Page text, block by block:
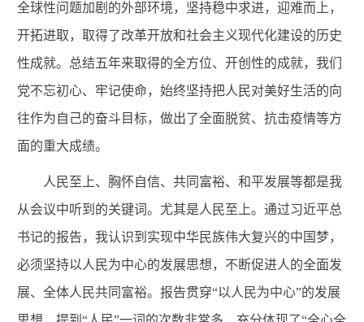
全球性问题加剧的外部环境，坚持稳中求进，迎难而上，
开拓进取，取得了改革开放和社会主义现代化建设的历史
性成就。总结五年来取得的全方位、开创性的成就，我们
党不忘初心、牢记使命，始终坚持把人民对美好生活的向
往作为自己的奋斗目标，做出了全面脱贫、抗击疫情等方
面的重大成绩。
人民至上、胸怀自信、共同富裕、和平发展等都是我
从会议中听到的关键词。尤其是人民至上。通过习近平总
书记的报告，我认识到实现中华民族伟大复兴的中国梦，
必须坚持以人民为中心的发展思想，不断促进人的全面发
展、全体人民共同富裕。报告贯穿“以人民为中心”的发展